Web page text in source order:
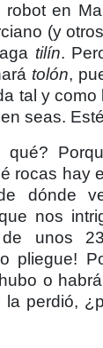
en
(y
tilín.
tolón,
tal y
seas.
rocas hay
dónde
nos
unos
pliegue!
o
perdió,